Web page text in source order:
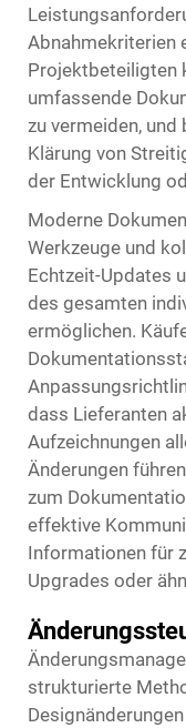
Abnahmekriterien
Projektbeteiligten
umfassende
zu vermeiden,
Klärung von
der Entwicklung
Moderne
Werkzeuge und
Echtzeit-Updates
des gesamten
ermöglichen.
dass Lieferanten
Aufzeichnungen
Änderungen
zum
effektive
Informationen für
Upgrades oder
strukturierte